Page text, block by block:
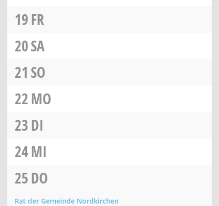
19FR
20SA
21 SO
22MO
23DI
24MI
25DO
Rat der Gemeinde Nordkirchen